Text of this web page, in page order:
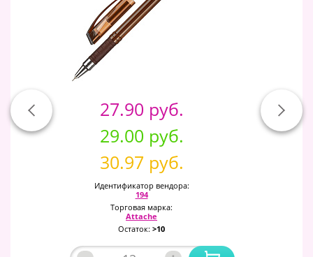
27.90 руб.
29.00 руб.
30.97 руб.
Идентификатор вендора:
194
Торговая марка:
Attache
Остаток: >10